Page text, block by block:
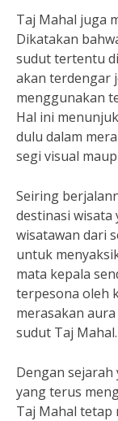
Taj Mahal juga
Dikatakan
sudut tertentu
akan terdengar
menggunakan
Hal ini
dulu dalam
segi visual
Seiring
destinasi wisata
wisatawan dari
untuk
mata kepala
terpesona oleh
merasakan
sudut Taj Mahal.
Dengan
yang terus
Taj Mahal tetap